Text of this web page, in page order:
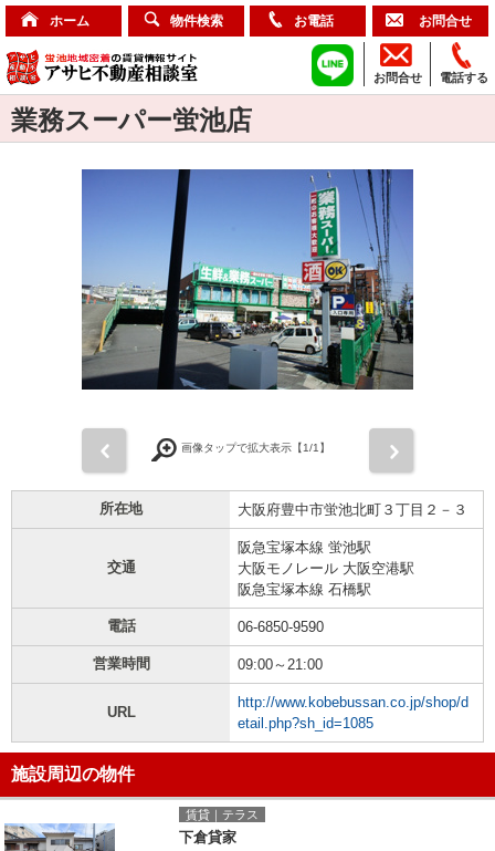
ホーム 物件検索 お電話 お問合せ
電話する
お問合せ
業務スーパー蛍池店
画像タップで拡大表示【1/1】
所在地 大阪府豊中市蛍池北町３丁目２－３
交通
阪急宝塚本線 蛍池駅
大阪モノレール 大阪空港駅
阪急宝塚本線 石橋駅
電話 06-6850-9590
営業時間 09:00～21:00
URL
http://www.kobebussan.co.jp/shop/d
etail.php?sh_id=1085
施設周辺の物件
賃貸｜テラス
下倉貸家